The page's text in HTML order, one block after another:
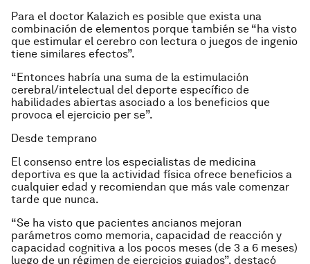
Para el doctor Kalazich es posible que exista una
combinación de elementos porque también se “ha visto
que estimular el cerebro con lectura o juegos de ingenio
tiene similares efectos”.
“Entonces habría una suma de la estimulación
cerebral/intelectual del deporte específico de
habilidades abiertas asociado a los beneficios que
provoca el ejercicio per se”.
Desde temprano
El consenso entre los especialistas de medicina
deportiva es que la actividad física ofrece beneficios a
cualquier edad y recomiendan que más vale comenzar
tarde que nunca.
“Se ha visto que pacientes ancianos mejoran
parámetros como memoria, capacidad de reacción y
capacidad cognitiva a los pocos meses (de 3 a 6 meses)
luego de un régimen de ejercicios guiados”, destacó